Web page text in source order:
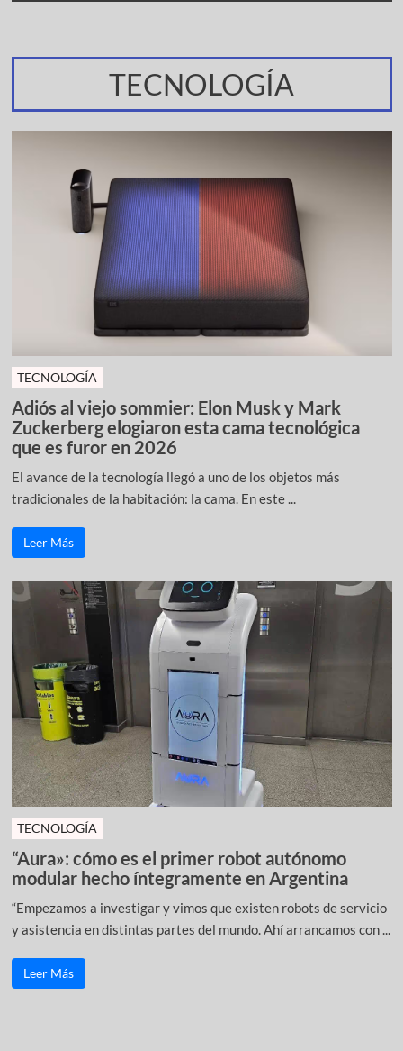
TECNOLOGÍA
TECNOLOGÍA
Adiós al viejo sommier: Elon Musk y Mark
Zuckerberg elogiaron esta cama tecnológica
que es furor en 2026
El avance de la tecnología llegó a uno de los objetos más
tradicionales de la habitación: la cama. En este ...
Leer Más
TECNOLOGÍA
“Aura»: cómo es el primer robot autónomo
modular hecho íntegramente en Argentina
“Empezamos a investigar y vimos que existen robots de servicio
y asistencia en distintas partes del mundo. Ahí arrancamos con ...
Leer Más